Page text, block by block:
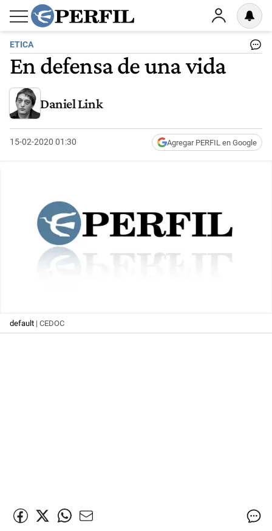
ETICA
En defensa de una vida
Daniel Link
15-02-2020 01:30 Agregar PERFIL en Google
default | CEDOC